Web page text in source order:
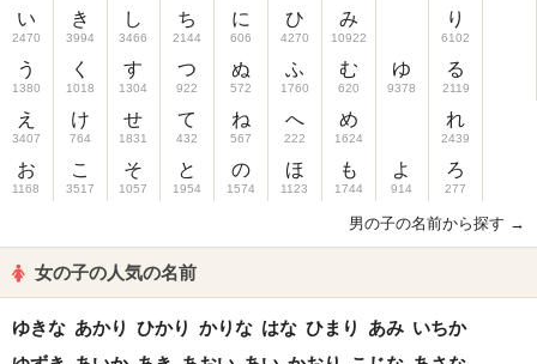
い
2470
う
1380
え
3407
お
1168
き
3994
く
1018
け
764
こ
3517
し
3466
す
1304
せ
1831
そ
1057
ち
2144
つ
922
て
432
と
1954
に
606
ぬ
572
ね
567
の
1574
ひ
4270
ふ
1760
へ
222
ほ
1123
み
10922
む
620
め
1624
も
1744
ゆ
9378
よ
914
り
6102
る
2119
れ
2439
ろ
277
男の子の名前から探す →
女の子の人気の名前
ゆきな あかり ひかり かりな はな ひまり あみ いちか